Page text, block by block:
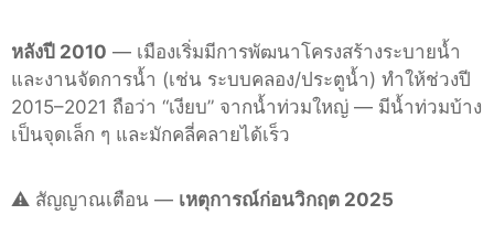
หลังปี 2010 — เมืองเริ่มมีการพัฒนาโครงสร้างระบายน้ำ
และงานจัดการน้ำ (เช่น ระบบคลอง/ประตูน้ำ) ทำให้ช่วงปี
2015–2021 ถือว่า “เงียบ” จากน้ำท่วมใหญ่ — มีน้ำท่วมบ้าง
เป็นจุดเล็ก ๆ และมักคลี่คลายได้เร็ว
⚠️ สัญญาณเตือน — เหตุการณ์ก่อนวิกฤต 2025